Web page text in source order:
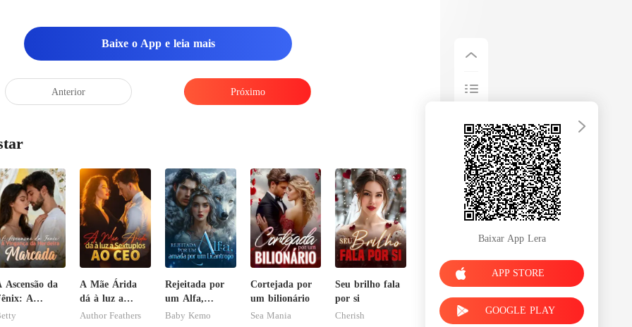
Baixe o App e leia mais
Anterior Próximo
Ascensão da
A
da
A Mãe Árida
dá à luz a
Sextuplos ao
Author Feathers
Rejeitada por
um Alfa,
amada por um
Baby Kemo
Cortejada por
um bilionário
Sea Mania
Seu brilho fala
por si
Cherish
Baixar App Lera
APP STORE
GOOGLE PLAY